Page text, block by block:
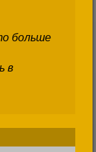
больше
в